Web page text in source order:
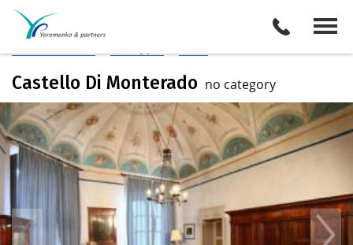
Италия
Castello Di Monterado no category